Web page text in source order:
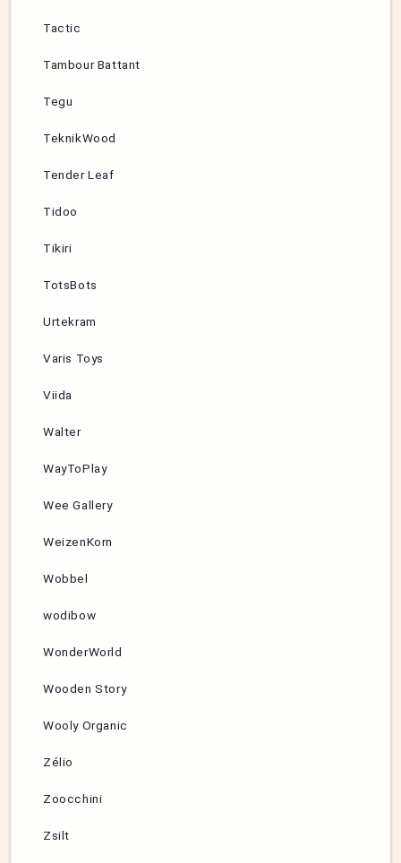
Tactic
Tambour Battant
Tegu
TeknikWood
Tender Leaf
Tidoo
Tikiri
TotsBots
Urtekram
Varis Toys
Viida
Walter
WayToPlay
Wee Gallery
WeizenKorn
Wobbel
wodibow
WonderWorld
Wooden Story
Wooly Organic
Zélio
Zoocchini
Zsilt